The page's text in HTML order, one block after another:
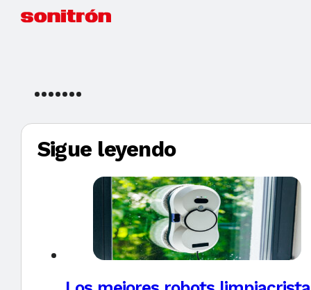
Sigue leyendo